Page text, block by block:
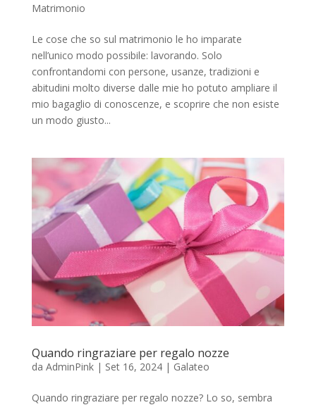
Matrimonio
Le cose che so sul matrimonio le ho imparate
nell’unico modo possibile: lavorando. Solo
confrontandomi con persone, usanze, tradizioni e
abitudini molto diverse dalle mie ho potuto ampliare il
mio bagaglio di conoscenze, e scoprire che non esiste
un modo giusto...
Quando ringraziare per regalo nozze
da AdminPink| Set 16, 2024| Galateo
Quando ringraziare per regalo nozze? Lo so, sembra